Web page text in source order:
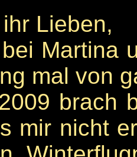
Lieben,
Martina
mal von
brach
mir nicht